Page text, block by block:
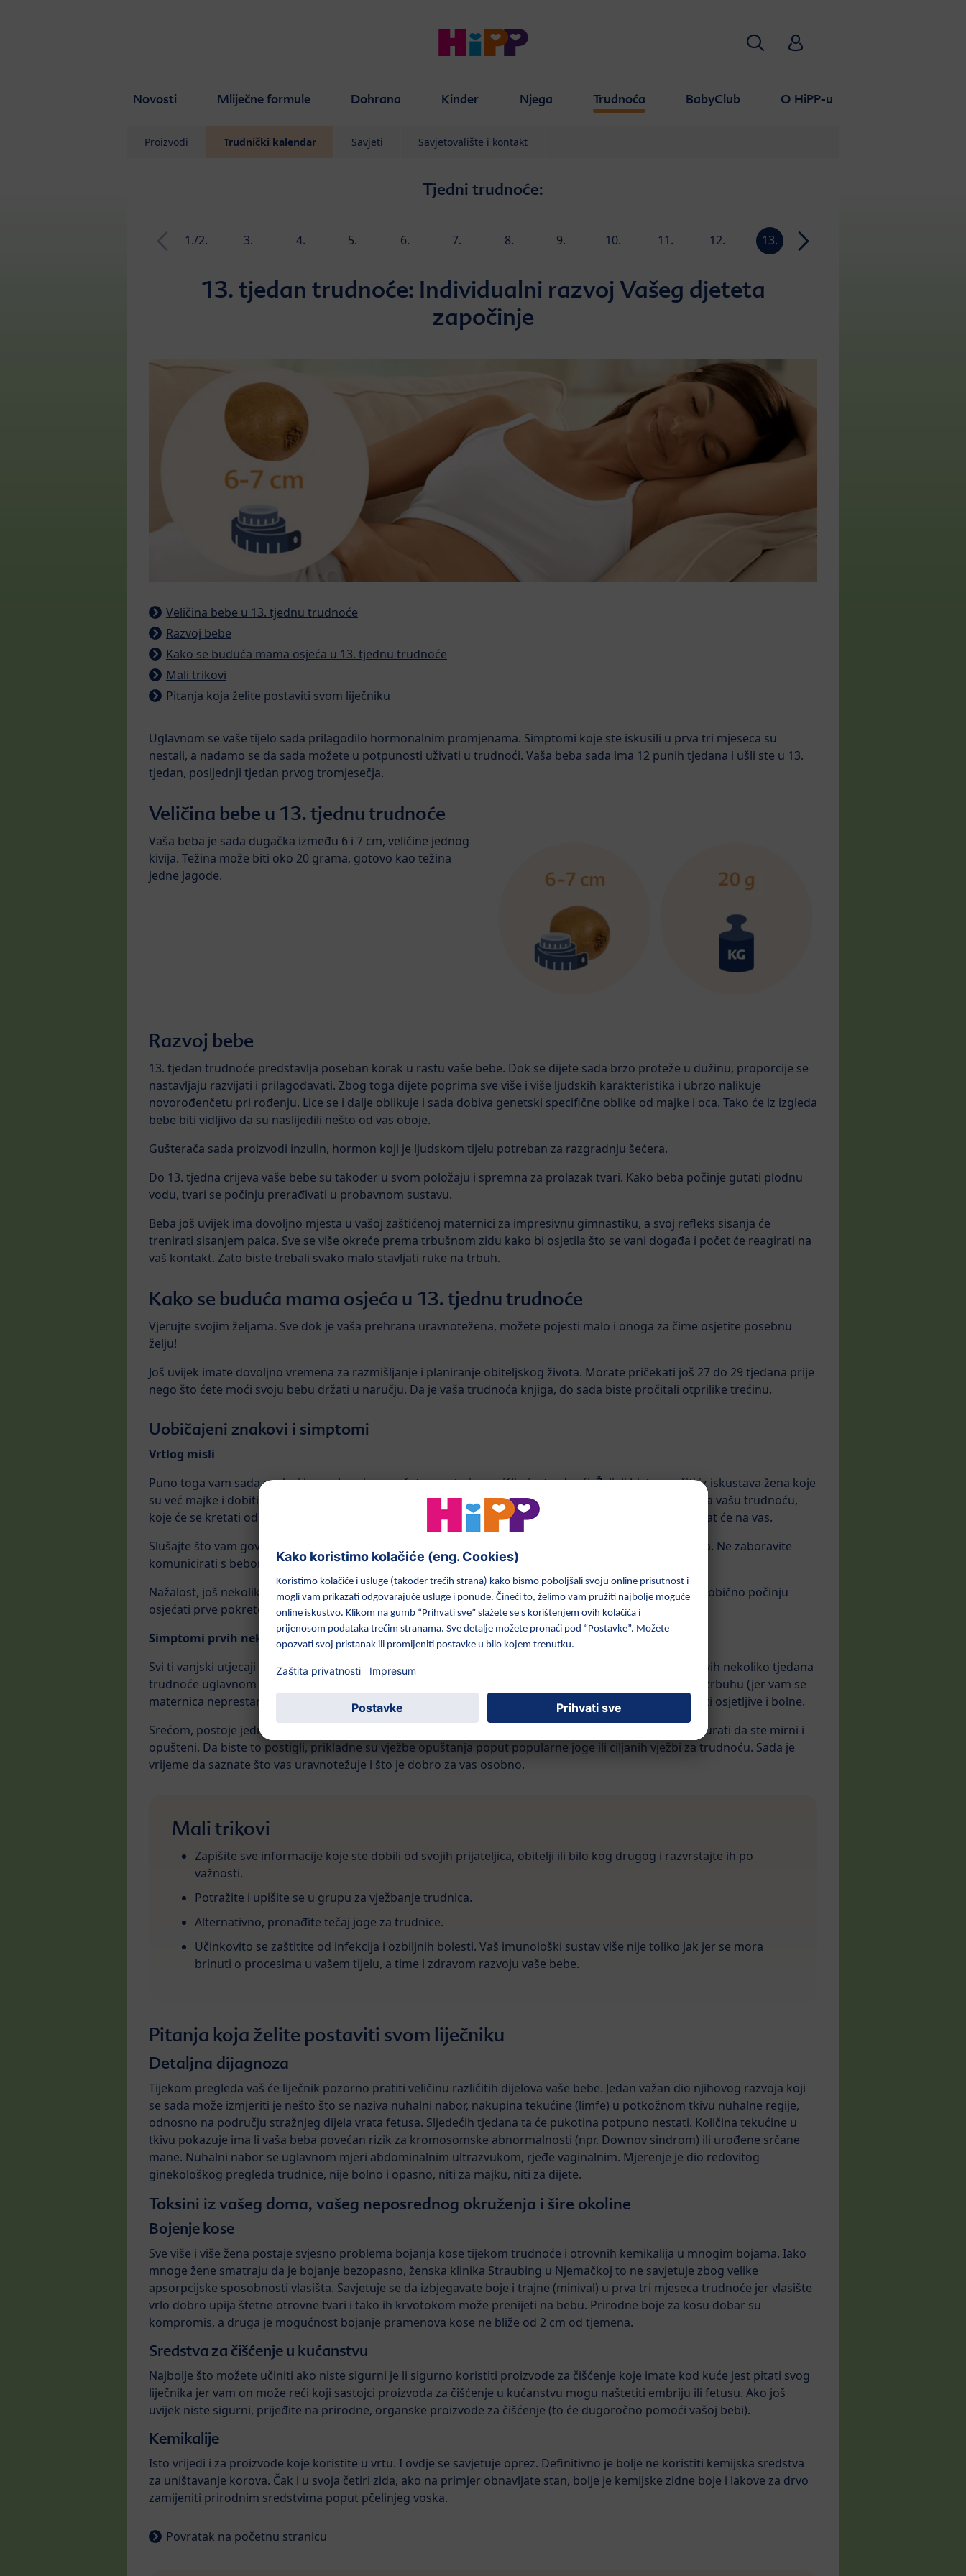
Novosti Mliječne formule Dohrana Kinder Njega Trudnoća BabyClub O HiPP-u
Pretraživanje
HiPP Babyclub
Proizvodi Trudnički kalendar Savjeti Savjetovalište i kontakt
Tjedni trudnoće:
1./2.
3.
4.
5.
6.
7.
8.
9.
10.
11.
12.
13.
13. tjedan trudnoće: Individualni razvoj Vašeg djeteta
započinje
Veličina bebe u 13. tjednu trudnoće
Razvoj bebe
Kako se buduća mama osjeća u 13. tjednu trudnoće
Mali trikovi
Pitanja koja želite postaviti svom liječniku
Uglavnom se vaše tijelo sada prilagodilo hormonalnim promjenama. Simptomi koje ste iskusili u prva tri mjeseca su
nestali, a nadamo se da sada možete u potpunosti uživati u trudnoći. Vaša beba sada ima 12 punih tjedana i ušli ste u 13.
tjedan, posljednji tjedan prvog tromjesečja.
Veličina bebe u 13. tjednu trudnoće
Vaša beba je sada dugačka između 6 i 7 cm, veličine jednog
kivija. Težina može biti oko 20 grama, gotovo kao težina
jedne jagode.
Razvoj bebe
13. tjedan trudnoće predstavlja poseban korak u rastu vaše bebe. Dok se dijete sada brzo proteže u dužinu, proporcije se
nastavljaju razvijati i prilagođavati. Zbog toga dijete poprima sve više i više ljudskih karakteristika i ubrzo nalikuje
novorođenčetu pri rođenju. Lice se i dalje oblikuje i sada dobiva genetski specifične oblike od majke i oca. Tako će iz izgleda
bebe biti vidljivo da su naslijedili nešto od vas oboje.
Gušterača sada proizvodi inzulin, hormon koji je ljudskom tijelu potreban za razgradnju šećera.
Do 13. tjedna crijeva vaše bebe su također u svom položaju i spremna za prolazak tvari. Kako beba počinje gutati plodnu
vodu, tvari se počinju prerađivati u probavnom sustavu.
Beba još uvijek ima dovoljno mjesta u vašoj zaštićenoj maternici za impresivnu gimnastiku, a svoj refleks sisanja će
trenirati sisanjem palca. Sve se više okreće prema trbušnom zidu kako bi osjetila što se vani događa i počet će reagirati na
vaš kontakt. Zato biste trebali svako malo stavljati ruke na trbuh.
Kako se buduća mama osjeća u 13. tjednu trudnoće
Vjerujte svojim željama. Sve dok je vaša prehrana uravnotežena, možete pojesti malo i onoga za čime osjetite posebnu
želju!
Još uvijek imate dovoljno vremena za razmišljanje i planiranje obiteljskog života. Morate pričekati još 27 do 29 tjedana prije
nego što ćete moći svoju bebu držati u naručju. Da je vaša trudnoća knjiga, do sada biste pročitali otprilike trećinu.
Uobičajeni znakovi i simptomi
Vrtlog misli
Puno toga vam sada prolazi kroz glavu i ne možete prestati razmišljati o trudnoći. Željeli biste naučiti iz iskustava žena koje
su već majke i dobiti uvid u njihove misli. Nešto drugo s čime se treba nositi su reakcije svih koji znaju za vašu trudnoću,
koje će se kretati od razumnijih do manje razumnih komentara, a svi njihovi argumenti i mišljenja utjecat će na vas.
Slušajte što vam govore vaš um i tijelo i redovito odvajajte vrijeme kako biste bili sami sa svojim mislima. Ne zaboravite
komunicirati s bebom polaganjem ruke na trbuh - beba to sada može osjetiti i odgovoriti.
Nažalost, još nekoliko tjedana nećete moći osjetiti bebino kretanje. Žene koje očekuju svoje prvo dijete obično počinju
osjećati prve pokrete djeteta otprilike od 18. tjedna na dalje.
Simptomi prvih nekoliko tjedana trudnoće popuštaju
Svi ti vanjski utjecaji mogu biti vrlo zabrinjavajući pa je dobro što se osjećate puno bolje, a simptomi prvih nekoliko tjedana
trudnoće uglavnom su nestali. No, s vremena na vrijeme još uvijek možete osjetiti lagano povlačenje u trbuhu (jer vam se
maternica neprestano povećava, a okrugli ligamenti koji je podupiru, rastežu), a vaše će grudi i dalje biti osjetljive i bolne.
Srećom, postoje jednostavni, nježni načini za ublažavanje ovih simptoma. Jedno od najkorisnijih je osigurati da ste mirni i
opušteni. Da biste to postigli, prikladne su vježbe opuštanja poput popularne joge ili ciljanih vježbi za trudnoću. Sada je
vrijeme da saznate što vas uravnotežuje i što je dobro za vas osobno.
Mali trikovi
Zapišite sve informacije koje ste dobili od svojih prijateljica, obitelji ili bilo kog drugog i razvrstajte ih po
važnosti.
Potražite i upišite se u grupu za vježbanje trudnica.
Alternativno, pronađite tečaj joge za trudnice.
Učinkovito se zaštitite od infekcija i ozbiljnih bolesti. Vaš imunološki sustav više nije toliko jak jer se mora
brinuti o procesima u vašem tijelu, a time i zdravom razvoju vaše bebe.
Pitanja koja želite postaviti svom liječniku
Detaljna dijagnoza
Tijekom pregleda vaš će liječnik pozorno pratiti veličinu različitih dijelova vaše bebe. Jedan važan dio njihovog razvoja koji
se sada može izmjeriti je nešto što se naziva nuhalni nabor, nakupina tekućine (limfe) u potkožnom tkivu nuhalne regije,
odnosno na području stražnjeg dijela vrata fetusa. Sljedećih tjedana ta će pukotina potpuno nestati. Količina tekućine u
tkivu pokazuje ima li vaša beba povećan rizik za kromosomske abnormalnosti (npr. Downov sindrom) ili urođene srčane
mane. Nuhalni nabor se uglavnom mjeri abdominalnim ultrazvukom, rjeđe vaginalnim. Mjerenje je dio redovitog
ginekološkog pregleda trudnice, nije bolno i opasno, niti za majku, niti za dijete.
Toksini iz vašeg doma, vašeg neposrednog okruženja i šire okoline
Bojenje kose
Sve više i više žena postaje svjesno problema bojanja kose tijekom trudnoće i otrovnih kemikalija u mnogim bojama. Iako
mnoge žene smatraju da je bojanje bezopasno, ženska klinika Straubing u Njemačkoj to ne savjetuje zbog velike
apsorpcijske sposobnosti vlasišta. Savjetuje se da izbjegavate boje i trajne (minival) u prva tri mjeseca trudnoće jer vlasište
vrlo dobro upija štetne otrovne tvari i tako ih krvotokom može prenijeti na bebu. Prirodne boje za kosu dobar su
kompromis, a druga je mogućnost bojanje pramenova kose ne bliže od 2 cm od tjemena.
Sredstva za čišćenje u kućanstvu
Najbolje što možete učiniti ako niste sigurni je li sigurno koristiti proizvode za čišćenje koje imate kod kuće jest pitati svog
liječnika jer vam on može reći koji sastojci proizvoda za čišćenje u kućanstvu mogu naštetiti embriju ili fetusu. Ako još
uvijek niste sigurni, prijeđite na prirodne, organske proizvode za čišćenje (to će dugoročno pomoći vašoj bebi).
Kemikalije
Isto vrijedi i za proizvode koje koristite u vrtu. I ovdje se savjetuje oprez. Definitivno je bolje ne koristiti kemijska sredstva
za uništavanje korova. Čak i u svoja četiri zida, ako na primjer obnavljate stan, bolje je kemijske zidne boje i lakove za drvo
zamijeniti prirodnim sredstvima poput pčelinjeg voska.
Povratak na početnu stranicu